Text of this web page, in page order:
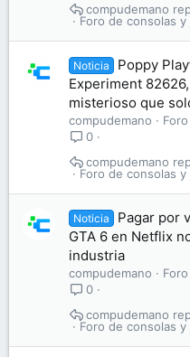
Foro de consolas y
compudemano
Noticia
Poppy
Experiment
misterioso que
compudemano
0
Foro de consolas y
compudemano
Noticia
Pagar por
GTA 6 en Netflix
industria
compudemano
0
Foro de consolas y
compudemano